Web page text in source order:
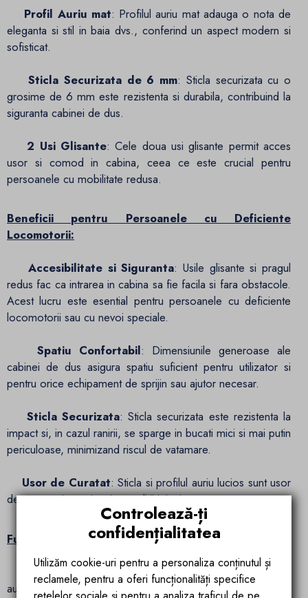
Profil Auriu mat: Profilul auriu mat adauga o nota de
eleganta si stil in baia dvs., conferind un aspect modern si
sofisticat.
Sticla Securizata de 6 mm: Sticla securizata cu o
grosime de 6 mm este rezistenta si durabila, contribuind la
siguranta cabinei de dus.
2 Usi Glisante: Cele doua usi glisante permit acces
usor si comod in cabina, ceea ce este crucial pentru
persoanele cu mobilitate redusa.
Beneficii pentru Persoanele cu Deficiente
Locomotorii:
Accesibilitate si Siguranta: Usile glisante si pragul
redus fac ca intrarea in cabina sa fie facila si fara obstacole.
Acest lucru este esential pentru persoanele cu deficiente
locomotorii sau cu nevoi speciale.
Spatiu Confortabil: Dimensiunile generoase ale
cabinei de dus asigura spatiu suficient pentru utilizator si
pentru orice echipament de sprijin sau ajutor necesar.
Sticla Securizata: Sticla securizata este rezistenta la
impact si, in cazul ranirii, se sparge in bucati mici si mai putin
periculoase, minimizand riscul de vatamare.
Usor de Curatat: Sticla si profilul auriu lucios sunt usor
de curatat si mentinut in conditii igienice.
Functionalitate si Siguranta Generala:
Durabilitate: Materia prima, sticla securizata si profilul
auriu lucios, sunt rezistente la coroziune si uzura, ceea ce
Controlează-ți
confidențialitatea
Utilizăm cookie-uri pentru a personaliza conținutul și
reclamele, pentru a oferi funcționalități specifice